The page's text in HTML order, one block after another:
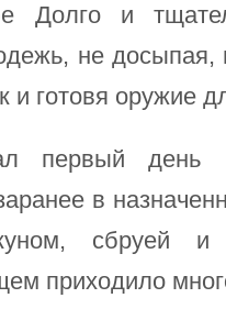
Долго и
не досыпая,
и готовя оружие
первый день
в
сбруей и
приходило